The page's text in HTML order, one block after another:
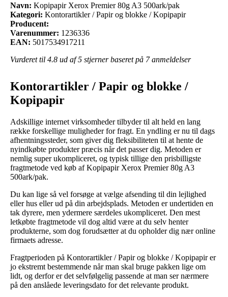
Navn: Kopipapir Xerox Premier 80g A3 500ark/pak
Kategori: Kontorartikler / Papir og blokke / Kopipapir
Producent:
Varenummer: 1236336
EAN: 5017534917211
Vurderet til 4.8 ud af 5 stjerner baseret på 7anmeldelser
Kontorartikler / Papir og blokke /
Kopipapir
Adskillige internet virksomheder tilbyder til alt held en lang
række forskellige muligheder for fragt. En yndling er nu til dags
afhentningssteder, som giver dig fleksibiliteten til at hente de
nyindkøbte produkter præcis når det passer dig. Metoden er
nemlig super ukompliceret, og typisk tillige den prisbilligste
fragtmetode ved køb af Kopipapir Xerox Premier 80g A3
500ark/pak.
Du kan lige så vel forsøge at vælge afsending til din lejlighed
eller hus eller ud på din arbejdsplads. Metoden er undertiden en
tak dyrere, men ydermere særdeles ukompliceret. Den mest
letkøbte fragtmetode vil dog altid være at du selv henter
produkterne, som dog forudsætter at du opholder dig nær online
firmaets adresse.
Fragtperioden på Kontorartikler / Papir og blokke / Kopipapir er
jo ekstremt bestemmende når man skal bruge pakken lige om
lidt, og derfor er det selvfølgelig passende at man ser nærmere
på den anslåede leveringsdato for det relevante produkt.